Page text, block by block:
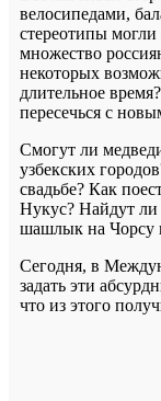
велосипедами,
стереотипы могли
множество
некоторых
длительное
пересечься с
Смогут ли
узбекских
свадьбе? Как
Нукус? Найдут ли
шашлык на Чорсу
Сегодня, в
задать эти
что из этого